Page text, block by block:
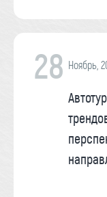
28 Ноябрь,